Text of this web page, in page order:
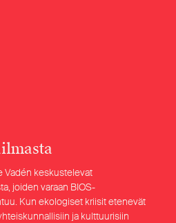
Vadén keskustelevat
joiden varaan BIOS-
Kun ekologiset kriisit etenevät
ja kulttuurisiin